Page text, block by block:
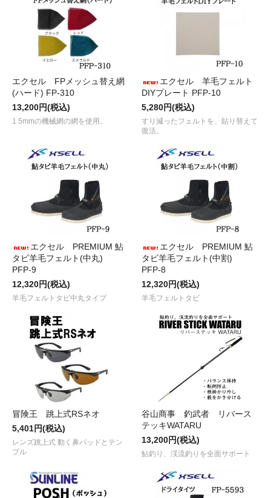
エクセル FPメッシュ替え網
(ハード) FP-310
13,200円(税込)
1.5mmの機械網の網を使用。
エクセル 羊毛フェルト
DIYプレート PFP-10
5,280円(税込)
すり減ったフェルトを、貼り替えて
復活。
エクセル PREMIUM 鮎
タビ羊毛フェルト(中丸)
PFP-9
12,320円(税込)
羊毛フェルトタビ中丸タイプ
エクセル PREMIUM 鮎
タビ羊毛フェルト(中割)
PFP-8
12,320円(税込)
羊毛フェルトタビ
冒険王 跳上式RSネオ
5,401円(税込)
レンズ跳上式 動く鼻パッドとテン
プル
谷山商事 釣武者 リバース
テッキWATARU
13,200円(税込)
鮎釣り、渓流釣りを全面サポート